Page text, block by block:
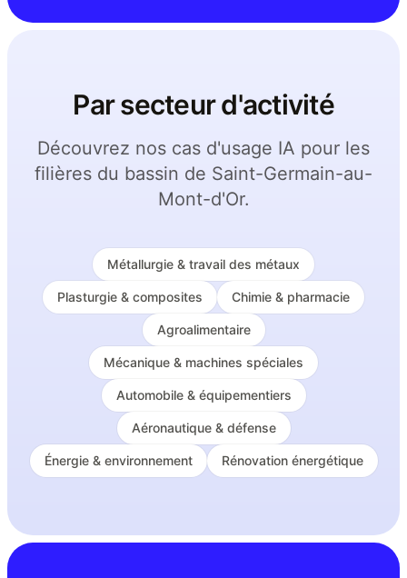
Par secteur d'activité
Découvrez nos cas d'usage IA pour les
filières du bassin de Saint-Germain-au-
Mont-d'Or.
Métallurgie & travail des métaux
Plasturgie & composites Chimie & pharmacie
Agroalimentaire
Mécanique & machines spéciales
Automobile & équipementiers
Aéronautique & défense
Énergie & environnement Rénovation énergétique